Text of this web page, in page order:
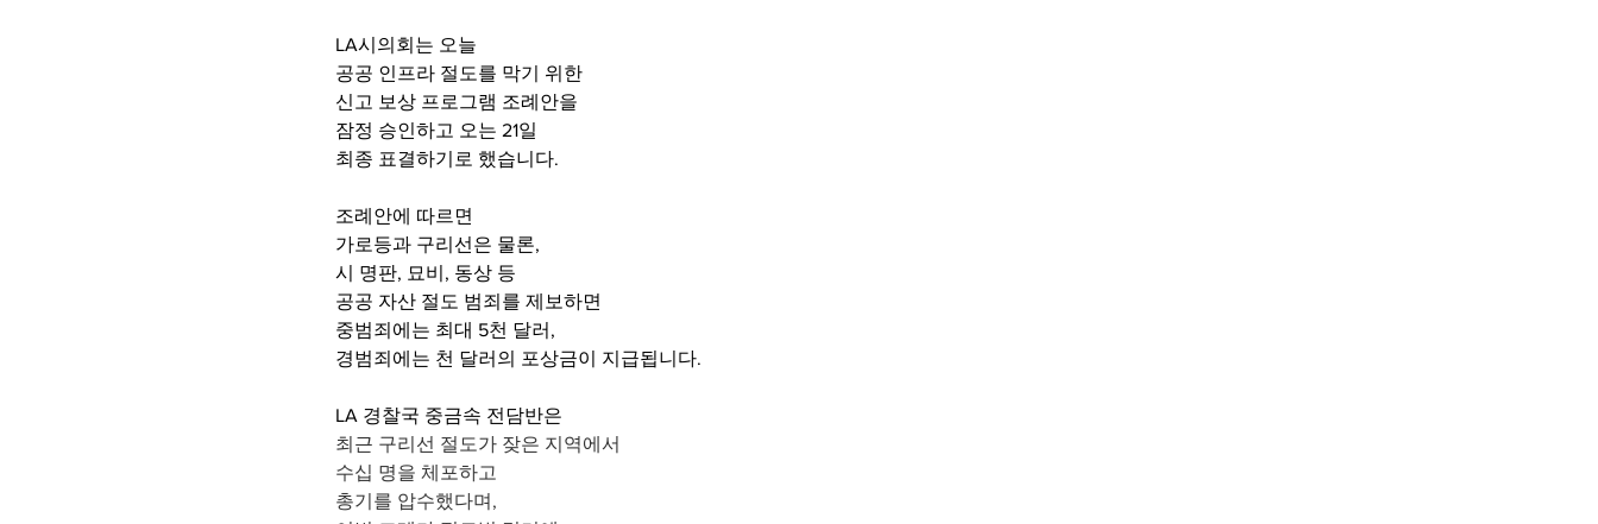
LA시의회는 오늘
공공 인프라 절도를 막기 위한
신고 보상 프로그램 조례안을
잠정 승인하고 오는 21일
최종 표결하기로 했습니다.
조례안에 따르면
가로등과 구리선은 물론,
시 명판, 묘비, 동상 등
공공 자산 절도 범죄를 제보하면
중범죄에는 최대 5천 달러,
경범죄에는 천 달러의 포상금이 지급됩니다.
LA 경찰국 중금속 전담반은
최근 구리선 절도가 잦은 지역에서
수십 명을 체포하고
총기를 압수했다며,